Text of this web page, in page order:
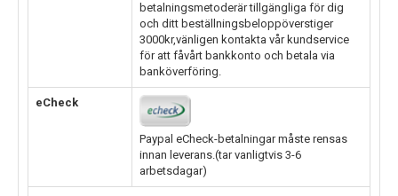
betalningsmetoderär tillgängliga för dig
och ditt beställningsbeloppöverstiger
3000kr,vänligen kontakta vår kundservice
för att fåvårt bankkonto och betala via
banköverföring.
eCheck
Paypal eCheck-betalningar måste rensas
innan leverans.(tar vanligtvis 3-6
arbetsdagar)